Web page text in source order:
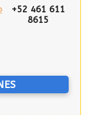
+52 461 611
8615